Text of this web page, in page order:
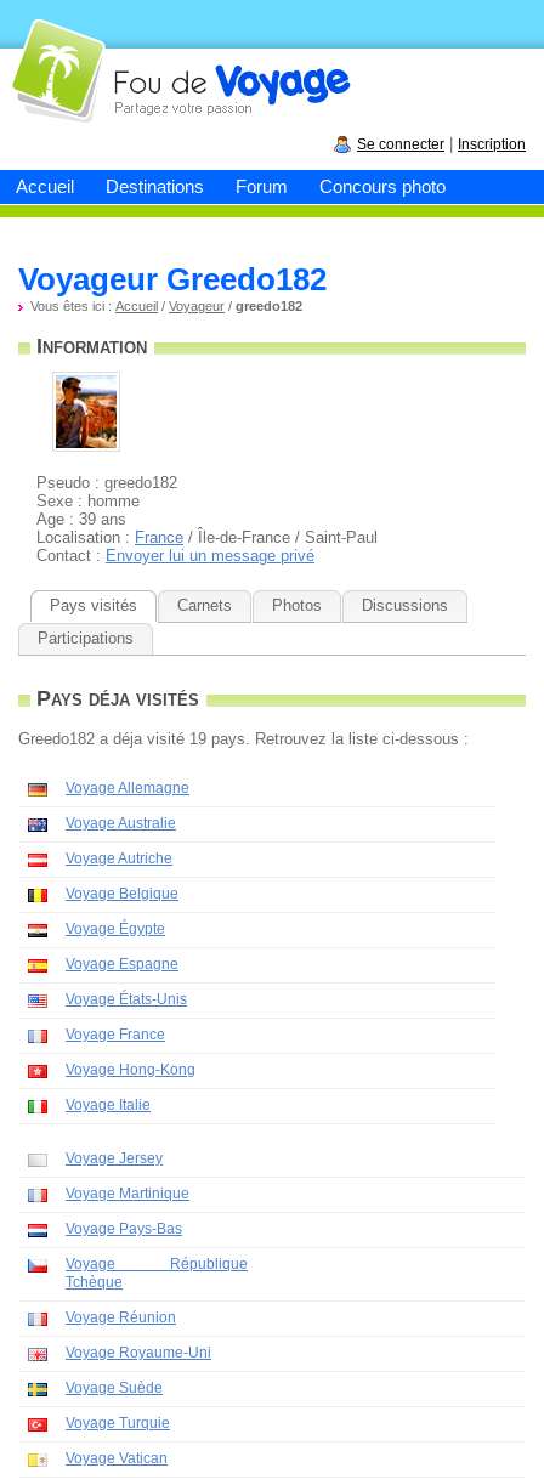
Accueil Destinations Forum Concours photo
Fou devoyage
Se connecter Inscription
Voyageur Greedo182
Vous êtes ici : Accueil / Voyageur / greedo182
Information
Pseudo : greedo182
Sexe : homme
Age : 39 ans
Localisation : France / Île-de-France / Saint-Paul
Contact : Envoyer lui un message privé
Pays visités Carnets Photos
Discussions
Participations
Pays déja visités
Greedo182 a déja visité 19 pays. Retrouvez la liste ci-dessous :
Voyage Allemagne
Voyage Australie
Voyage Autriche
Voyage Belgique
Voyage Égypte
Voyage Espagne
Voyage États-Unis
Voyage France
Voyage Hong-Kong
Voyage Italie
Voyage Jersey
Voyage Martinique
Voyage Pays-Bas
Voyage République
Tchèque
Voyage Réunion
Voyage Royaume-Uni
Voyage Suède
Voyage Turquie
Voyage Vatican